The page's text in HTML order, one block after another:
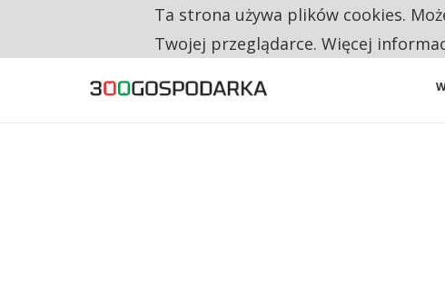
CO TRZECIĄ ZŁOTÓWKĘ Z EMERYTURY
Ta strona używa plików cookies.
Twojej przeglądarce. Więcej